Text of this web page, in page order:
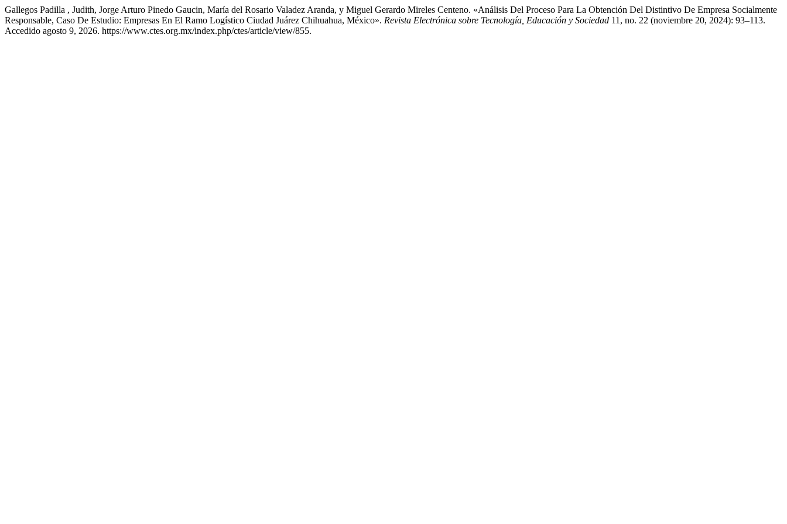
Gallegos Padilla , Judith, Jorge Arturo Pinedo Gaucin, María del Rosario Valadez Aranda, y Miguel Gerardo Mireles Centeno. «Análisis Del Proceso Para La Obtención Del Distintivo De Empresa Socialmente
Responsable, Caso De Estudio: Empresas En El Ramo Logístico Ciudad Juárez Chihuahua, México». Revista Electrónica sobre Tecnología, Educación y Sociedad 11, no. 22 (noviembre 20, 2024): 93–113.
Accedido agosto 9, 2026. https://www.ctes.org.mx/index.php/ctes/article/view/855.